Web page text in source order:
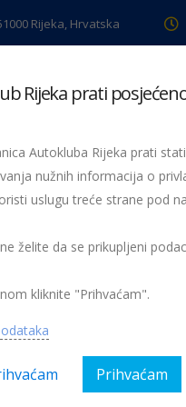
Rijeka, Hrvatska
pregled Pomoć na cesti
„Martinje“ – pojačani nadzor
Rijeka prati
Autokluba Rijeka prati
nužnih informacija o
uslugu treće strane pod
želite da se prikupljeni
kliknite "Prihvaćam".
Prihvaćam